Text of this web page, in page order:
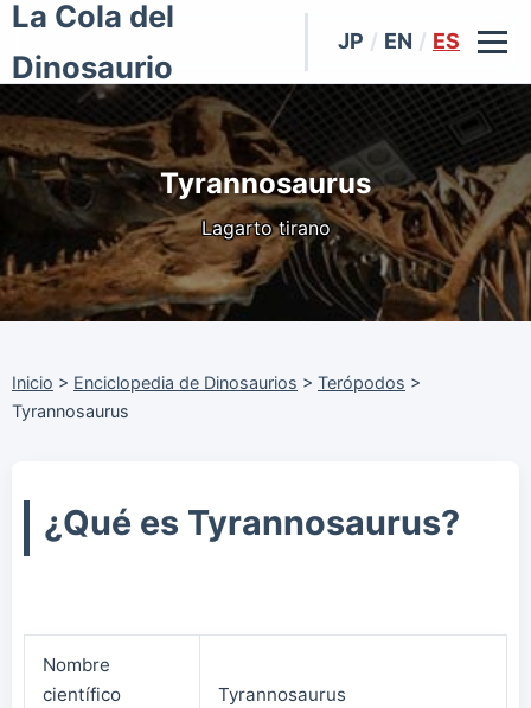
La Cola del
Dinosaurio
JP / EN / ES
Tyrannosaurus
Lagarto tirano
Inicio > Enciclopedia de Dinosaurios > Terópodos >
Tyrannosaurus
¿Qué es Tyrannosaurus?
Nombre
científico
Tyrannosaurus